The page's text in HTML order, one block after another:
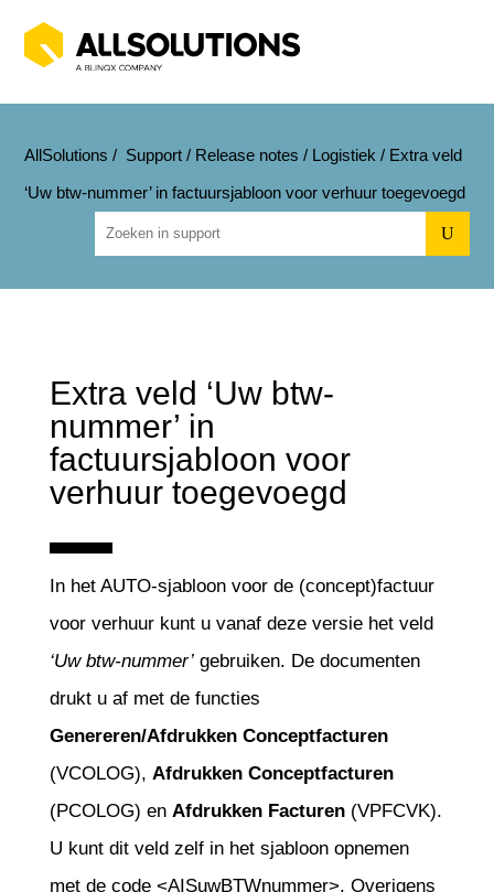
AllSolutions / Support/ Release notes / Logistiek / Extra veld
‘Uw btw-nummer’ in factuursjabloon voor verhuur toegevoegd
U
Extra veld ‘Uw btw-
nummer’ in
factuursjabloon voor
verhuur toegevoegd
In het AUTO-sjabloon voor de (concept)factuur
voor verhuur kunt u vanaf deze versie het veld
‘Uw btw-nummer’gebruiken. De documenten
drukt u af met de functies
Genereren/Afdrukken Conceptfacturen
(VCOLOG), Afdrukken Conceptfacturen
(PCOLOG) en Afdrukken Facturen(VPFCVK).
U kunt dit veld zelf in het sjabloon opnemen
met de code <AISuwBTWnummer>. Overigens